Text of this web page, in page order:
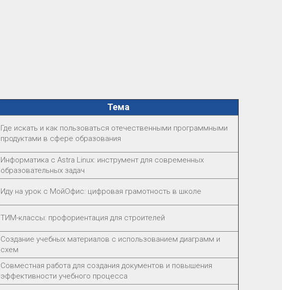
Тема
Где искать и как пользоваться отечественными программными
продуктами в сфере образования
Информатика с Astra Linux: инструмент для современных
образовательных задач
Иду на урок с МойОфис: цифровая грамотность в школе
ТИМ-классы: профориентация для строителей
Создание учебных материалов с использованием диаграмм и
схем
Совместная работа для создания документов и повышения
эффективности учебного процесса